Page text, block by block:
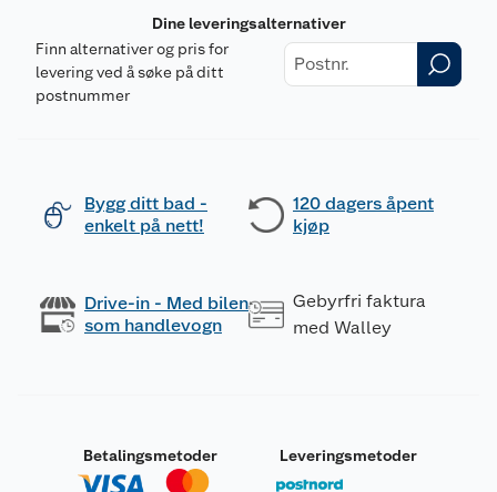
Dine leveringsalternativer
Finn alternativer og pris for
levering ved å søke på ditt
postnummer
Bygg ditt bad -
enkelt på nett!
120 dagers åpent
kjøp
Drive-in - Med bilen
som handlevogn
Gebyrfri faktura
med Walley
Betalingsmetoder Leveringsmetoder